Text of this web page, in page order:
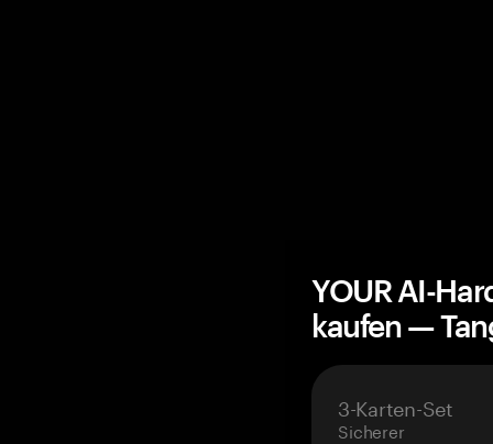
YOUR AI-
kaufen —
3-Karten-Set
Sicherer